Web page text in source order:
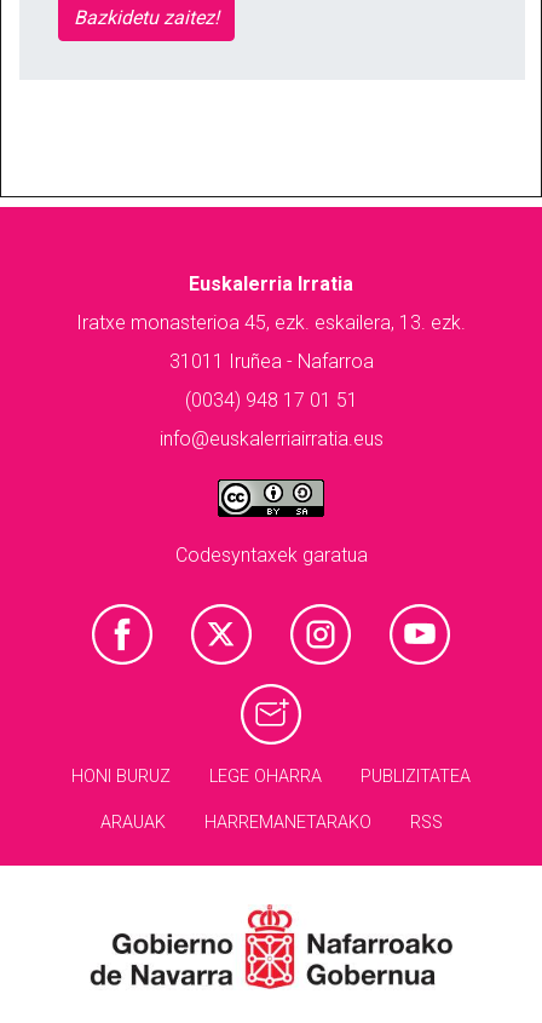
Bazkidetu zaitez!
Euskalerria Irratia
Iratxe monasterioa 45, ezk. eskailera, 13. ezk.
31011 Iruñea - Nafarroa
(0034) 948 17 01 51
info@euskalerriairratia.eus
Codesyntaxek garatua
HONI BURUZ LEGE OHARRA PUBLIZITATEA
ARAUAK HARREMANETARAKO RSS